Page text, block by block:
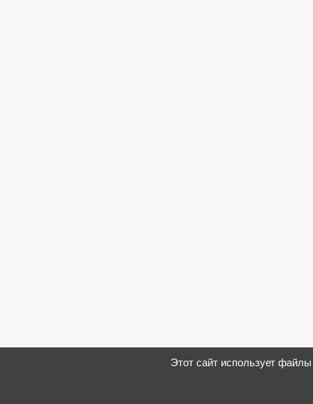
Этот сайт использует